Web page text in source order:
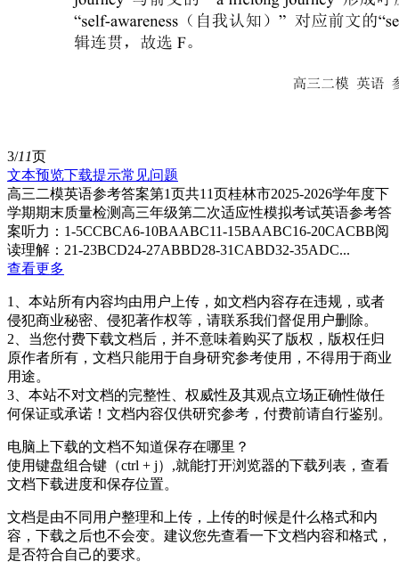
3/11页
文本预览下载提示常见问题
高三二模英语参考答案第1页共11页桂林市2025-2026学年度下
学期期末质量检测高三年级第二次适应性模拟考试英语参考答
案听力：1-5CCBCA6-10BAABC11-15BAABC16-20CACBB阅
读理解：21-23BCD24-27ABBD28-31CABD32-35ADC...
查看更多
1、本站所有内容均由用户上传，如文档内容存在违规，或者
侵犯商业秘密、侵犯著作权等，请联系我们督促用户删除。
2、当您付费下载文档后，并不意味着购买了版权，版权任归
原作者所有，文档只能用于自身研究参考使用，不得用于商业
用途。
3、本站不对文档的完整性、权威性及其观点立场正确性做任
何保证或承诺！文档内容仅供研究参考，付费前请自行鉴别。
电脑上下载的文档不知道保存在哪里？
使用键盘组合键（ctrl + j）,就能打开浏览器的下载列表，查看
文档下载进度和保存位置。
文档是由不同用户整理和上传，上传的时候是什么格式和内
容，下载之后也不会变。建议您先查看一下文档内容和格式，
是否符合自己的要求。